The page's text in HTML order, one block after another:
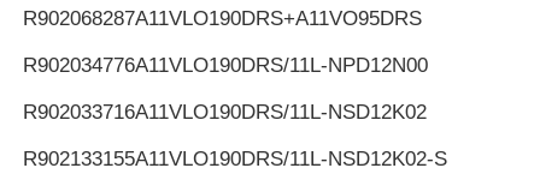
R902068287A11VLO190DRS+A11VO95DRS
R902034776A11VLO190DRS/11L-NPD12N00
R902033716A11VLO190DRS/11L-NSD12K02
R902133155A11VLO190DRS/11L-NSD12K02-S